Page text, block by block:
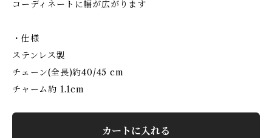
コーディネートに幅が広がります
・仕様
ステンレス製
チェーン(全長)約40/45 cm
チャーム約 1.1cm
カートに入れる